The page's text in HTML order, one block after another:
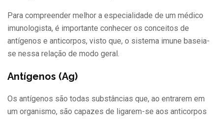
Para compreender melhor a especialidade de um médico
imunologista, é importante conhecer os conceitos de
antígenos e anticorpos, visto que, o sistema imune baseia-
se nessa relação de modo geral.
Antígenos (Ag)
Os antígenos são todas substâncias que, ao entrarem em
um organismo, são capazes de ligarem-se aos anticorpos